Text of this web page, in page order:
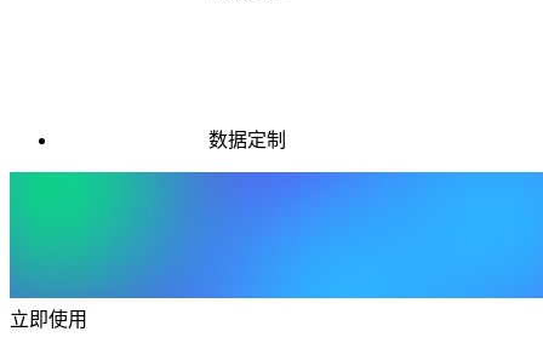
数据定制
立即使用